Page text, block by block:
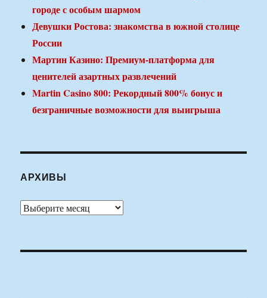
городе с особым шармом
Девушки Ростова: знакомства в южной столице
России
Мартин Казино: Премиум-платформа для
ценителей азартных развлечений
Martin Casino 800: Рекордный 800% бонус и
безграничные возможности для выигрыша
АРХИВЫ
Архивы